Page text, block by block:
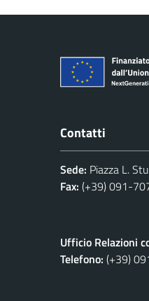
Contatti
Sede: Piazza L.
Fax: (+39) 091-
Ufficio Relazioni
Telefono: (+39)